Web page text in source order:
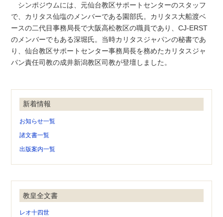
シンポジウムには、元仙台教区サポートセンターのスタッフ
で、カリタス仙塩のメンバーである園部氏。カリタス大船渡ベ
ースの二代目事務局長で大阪高松教区の職員であり、CJ-ERST
のメンバーでもある深堀氏。当時カリタスジャパンの秘書であ
り、仙台教区サポートセンター事務局長を務めたカリタスジャ
パン責任司教の成井新潟教区司教が登壇しました。
新着情報
お知らせ一覧
諸文書一覧
出版案内一覧
教皇全文書
レオ十四世